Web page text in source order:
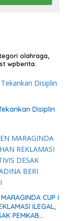
olahraga,
wpberita.
Disiplin
CUP I
ILEGAL,
PEMKAB